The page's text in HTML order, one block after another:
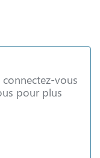
connectez-vous
pour plus